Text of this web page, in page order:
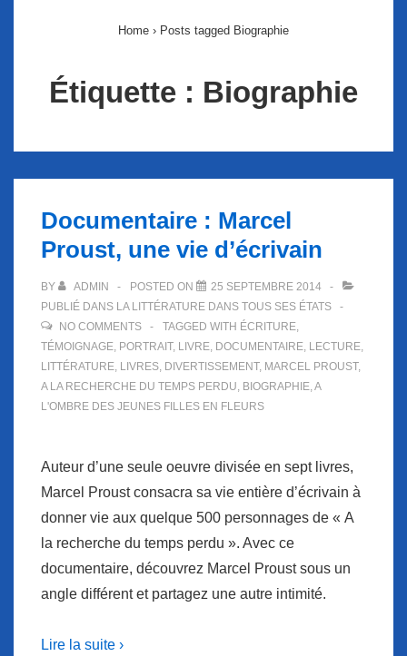
Home › Posts tagged Biographie
Étiquette : Biographie
Documentaire : Marcel
Proust, une vie d’écrivain
BY ADMIN POSTED ON
25 SEPTEMBRE 2014
PUBLIÉ DANS LA LITTÉRATURE DANS TOUS SES ÉTATS
NO COMMENTS
TAGGED WITH ÉCRITURE,
TÉMOIGNAGE, PORTRAIT, LIVRE, DOCUMENTAIRE, LECTURE,
LITTÉRATURE, LIVRES, DIVERTISSEMENT, MARCEL PROUST,
A LA RECHERCHE DU TEMPS PERDU, BIOGRAPHIE,A
L'OMBRE DES JEUNES FILLES EN FLEURS
Auteur d’une seule oeuvre divisée en sept livres,
Marcel Proust consacra sa vie entière d’écrivain à
donner vie aux quelque 500 personnages de « A
la recherche du temps perdu ». Avec ce
documentaire, découvrez Marcel Proust sous un
angle différent et partagez une autre intimité.
Lire la suite ›